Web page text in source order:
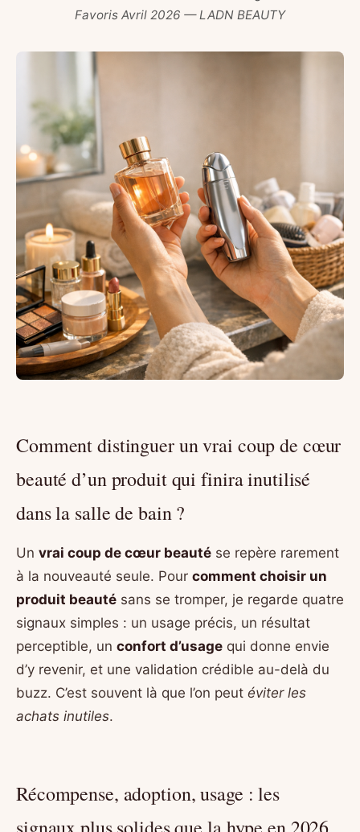
Favoris Avril 2026 — LADN BEAUTY
Comment distinguer un vrai coup de cœur
beauté d’un produit qui finira inutilisé
dans la salle de bain ?
Un vrai coup de cœur beauté se repère rarement
à la nouveauté seule. Pour comment choisir un
produit beauté sans se tromper, je regarde quatre
signaux simples : un usage précis, un résultat
perceptible, un confort d’usage qui donne envie
d’y revenir, et une validation crédible au-delà du
buzz. C’est souvent là que l’on peut éviter les
achats inutiles.
Récompense, adoption, usage : les